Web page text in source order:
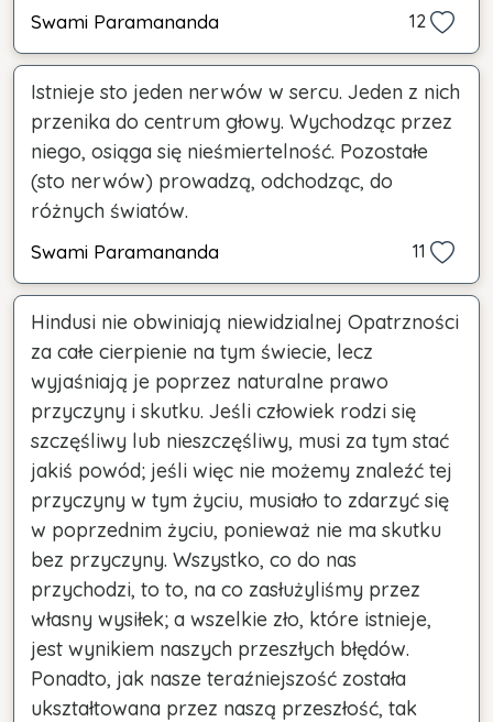
Swami Paramananda 12
Istnieje sto jeden nerwów w sercu. Jeden z nich
przenika do centrum głowy. Wychodząc przez
niego, osiąga się nieśmiertelność. Pozostałe
(sto nerwów) prowadzą, odchodząc, do
różnych światów.
Swami Paramananda 11
Hindusi nie obwiniają niewidzialnej Opatrzności
za całe cierpienie na tym świecie, lecz
wyjaśniają je poprzez naturalne prawo
przyczyny i skutku. Jeśli człowiek rodzi się
szczęśliwy lub nieszczęśliwy, musi za tym stać
jakiś powód; jeśli więc nie możemy znaleźć tej
przyczyny w tym życiu, musiało to zdarzyć się
w poprzednim życiu, ponieważ nie ma skutku
bez przyczyny. Wszystko, co do nas
przychodzi, to to, na co zasłużyliśmy przez
własny wysiłek; a wszelkie zło, które istnieje,
jest wynikiem naszych przeszłych błędów.
Ponadto, jak nasze teraźniejszość została
ukształtowana przez naszą przeszłość, tak